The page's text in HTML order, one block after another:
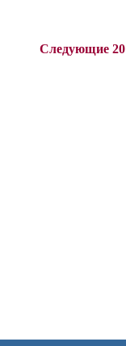
Следующие 20